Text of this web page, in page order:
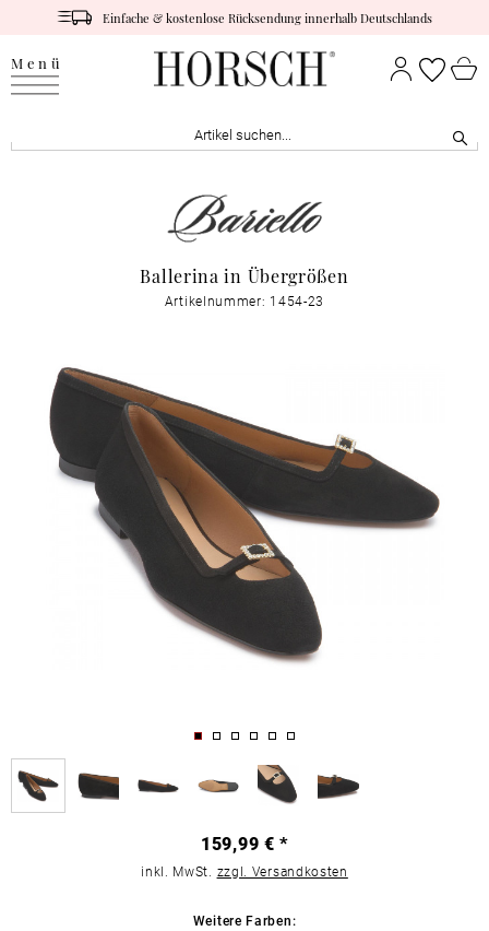
Einfache & kostenlose Rücksendung innerhalb Deutschlands
Menü
Ballerina in Übergrößen
Artikelnummer: 1454-23
159,99 € *
inkl. MwSt. zzgl. Versandkosten
Weitere Farben: